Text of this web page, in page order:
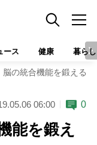
ース 健康 暮らし
脳の統合機能を鍛える
06:00 0
能を鍛え